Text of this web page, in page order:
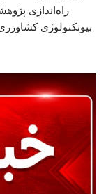
راه‌اندازی
بیوتکنولوژی